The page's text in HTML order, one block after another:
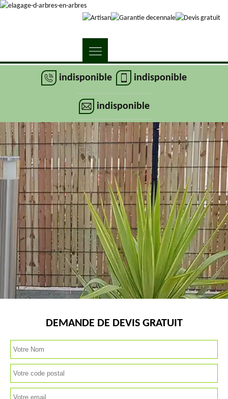
indisponible indisponible
indisponible
DEMANDE DE DEVIS GRATUIT